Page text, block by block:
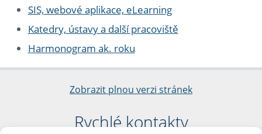
SIS, webové aplikace, eLearning
Katedry, ústavy a další pracoviště
Harmonogram ak. roku
Zobrazit plnou verzi stránek
Rychlé kontakty